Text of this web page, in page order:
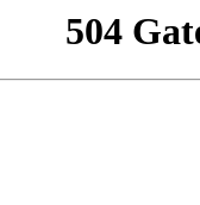
504